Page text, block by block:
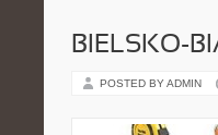
BIELSKO-
POSTED BY ADMIN